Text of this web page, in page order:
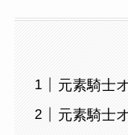
元素騎士
元素騎士